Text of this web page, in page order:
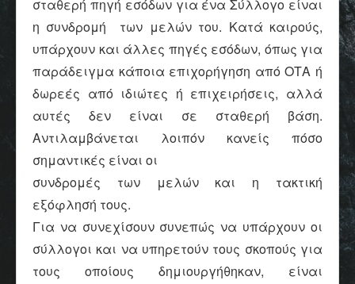
σταθερή πηγή εσόδων για ένα Σύλλογο είναι
η συνδρομή των μελών του. Κατά καιρούς,
υπάρχουν και άλλες πηγές εσόδων, όπως για
παράδειγμα κάποια επιχορήγηση από ΟΤΑ ή
δωρεές από ιδιώτες ή επιχειρήσεις, αλλά
αυτές δεν είναι σε σταθερή βάση.
Αντιλαμβάνεται λοιπόν κανείς πόσο
σημαντικές είναι οι
συνδρομές των μελών και η τακτική
εξόφλησή τους.
Για να συνεχίσουν συνεπώς να υπάρχουν οι
σύλλογοι και να υπηρετούν τους σκοπούς για
τους οποίους δημιουργήθηκαν, είναι